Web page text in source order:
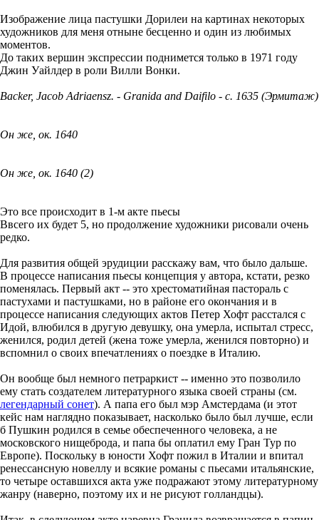
Изображение лица пастушки Дорилеи на картинах некоторых
художников для меня отныне бесценно и один из любимых
моментов.
До таких вершин экспрессии поднимется только в 1971 году
Джин Уайлдер в роли Вилли Вонки.
Backer, Jacob Adriaensz. - Granida and Daifilo - c. 1635 (Эрмитаж)
Он же, ок. 1640
Он же, ок. 1640 (2)
Это все происходит в 1-м акте пьесы
Ввсего их будет 5, но продолжение художники рисовали очень
редко.
Для развития общей эрудиции расскажу вам, что было дальше.
В процессе написания пьесы концепция у автора, кстати, резко
поменялась. Первый акт -- это хрестоматийная пастораль с
пастухами и пастушками, но в районе его окончания и в
процессе написания следующих актов Петер Хофт расстался с
Идой, влюбился в другую девушку, она умерла, испытал стресс,
женился, родил детей (жена тоже умерла, женился повторно) и
вспомнил о своих впечатлениях о поездке в Италию.
Он вообще был немного петраркист -- именно это позволило
ему стать создателем литературного языка своей страны (см.
легендарный сонет). А папа его был мэр Амстердама (и этот
кейс нам наглядно показывает, насколько было был лучше, если
б Пушкин родился в семье обеспеченного человека, а не
московского нищеброда, и папа бы оплатил ему Гран Тур по
Европе). Поскольку в юности Хофт пожил в Италии и впитал
ренессансную новеллу и всякие романы с пьесами итальянские,
то четыре оставшихся акта уже подражают этому литературному
жанру (наверно, поэтому их и не рисуют голландцы).